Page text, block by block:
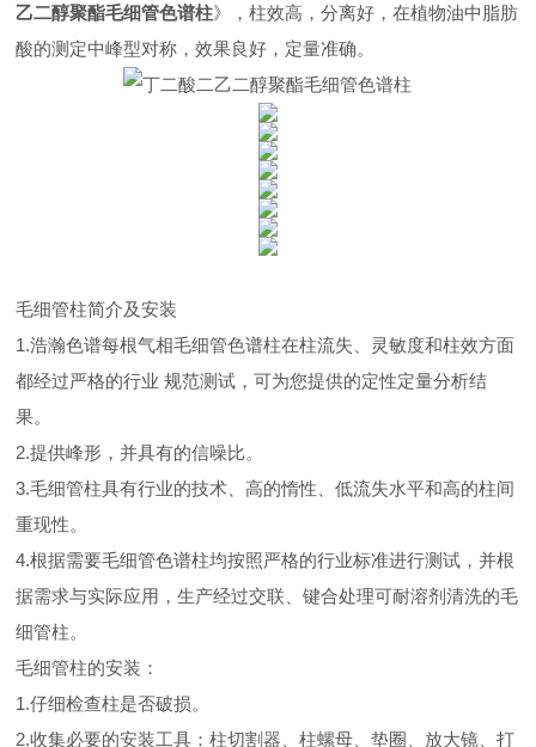
乙二醇聚酯毛细管色谱柱》，柱效高，分离好，在植物油中脂肪
酸的测定中峰型对称，效果良好，定量准确。
毛细管柱简介及安装
1.浩瀚色谱每根气相毛细管色谱柱在柱流失、灵敏度和柱效方面
都经过严格的行业 规范测试，可为您提供的定性定量分析结
果。
2.提供峰形，并具有的信噪比。
3.毛细管柱具有行业的技术、高的惰性、低流失水平和高的柱间
重现性。
4.根据需要毛细管色谱柱均按照严格的行业标准进行测试，并根
据需求与实际应用，生产经过交联、键合处理可耐溶剂清洗的毛
细管柱。
毛细管柱的安装：
1.仔细检查柱是否破损。
2.收集必要的安装工具：柱切割器、柱螺母、垫圈、放大镜、打